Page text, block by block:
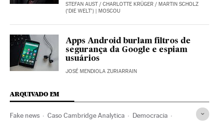
STEFAN AUST / CHARLOTTE KRÜGER / MARTIN SCHOLZ
(‘DIE WELT’) | MOSCOU
Apps Android burlam filtros de
segurança da Google e espiam
usuários
JOSÉ MENDIOLA ZURIARRAIN
ARQUIVADO EM
Fake news Caso Cambridge Analytica Democracia